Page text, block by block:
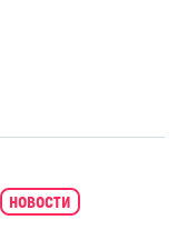
новости